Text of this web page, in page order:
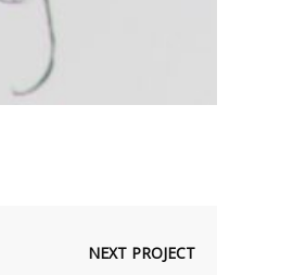
NEXT PROJECT